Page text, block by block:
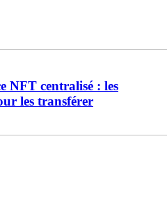
NFT centralisé : les
les transférer